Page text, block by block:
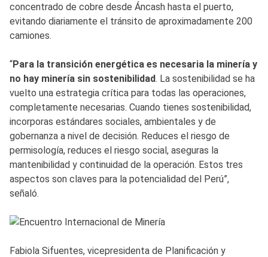
concentrado de cobre desde Áncash hasta el puerto,
evitando diariamente el tránsito de aproximadamente 200
camiones.
“Para la transición energética es necesaria la minería y
no hay minería sin sostenibilidad. La sostenibilidad se ha
vuelto una estrategia crítica para todas las operaciones,
completamente necesarias. Cuando tienes sostenibilidad,
incorporas estándares sociales, ambientales y de
gobernanza a nivel de decisión. Reduces el riesgo de
permisología, reduces el riesgo social, aseguras la
mantenibilidad y continuidad de la operación. Estos tres
aspectos son claves para la potencialidad del Perú”,
señaló.
Fabiola Sifuentes, vicepresidenta de Planificación y